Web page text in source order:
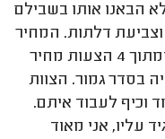
הבאנו אותו בשבילם
דלתות. המחיר
היה מאוד הוגן לדעתי ומתוך 4 הצעות מחיר
בסדר גמור. הצוות
וכיף לעבוד איתם.
עליו, אני מאוד